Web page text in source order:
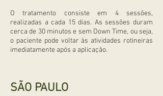
O tratamento consiste em 4 sessões,
realizadas a cada 15 dias. As sessões duram
cerca de 30 minutos e sem Down Time, ou seja,
o paciente pode voltar às atividades rotineiras
imediatamente após a aplicação.
SÃO PAULO